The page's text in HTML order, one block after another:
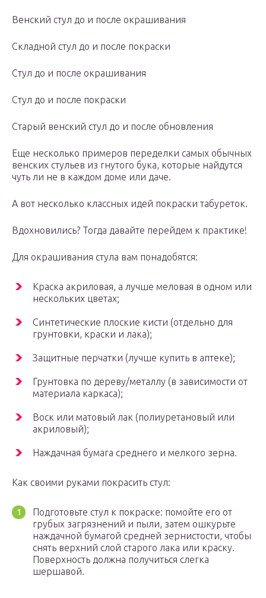
Венский стул до и после окрашивания
Складной стул до и после покраски
Стул до и после окрашивания
Стул до и после покраски
Старый венский стул до и после обновления
Еще несколько примеров переделки самых обычных
венских стульев из гнутого бука, которые найдутся
чуть ли не в каждом доме или даче.
А вот несколько классных идей покраски табуреток.
Вдохновились? Тогда давайте перейдем к практике!
Для окрашивания стула вам понадобятся:
Краска акриловая, а лучше меловая в одном или
нескольких цветах;
Синтетические плоские кисти (отдельно для
грунтовки, краски и лака);
Защитные перчатки (лучше купить в аптеке);
Грунтовка по дереву/металлу (в зависимости от
материала каркаса);
Воск или матовый лак (полиуретановый или
акриловый);
Наждачная бумага среднего и мелкого зерна.
Как своими руками покрасить стул:
Подготовьте стул к покраске: помойте его от
грубых загрязнений и пыли, затем ошкурьте
наждачной бумагой средней зернистости, чтобы
снять верхний слой старого лака или краску.
Поверхность должна получиться слегка
шершавой.